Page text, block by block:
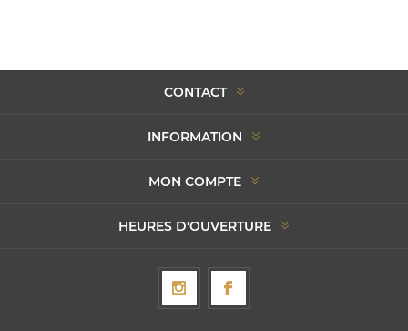
CONTACT
INFORMATION
MON COMPTE
HEURES D'OUVERTURE